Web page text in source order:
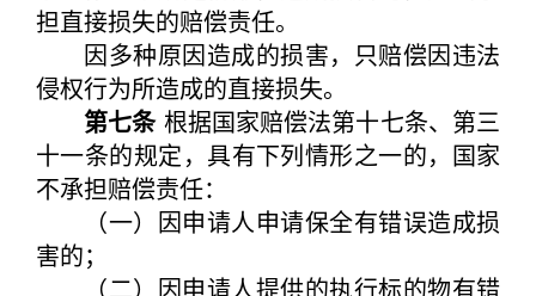
担直接损失的赔偿责任。
因多种原因造成的损害，只赔偿因违法
侵权行为所造成的直接损失。
第七条根据国家赔偿法第十七条、第三
十一条的规定，具有下列情形之一的，国家
不承担赔偿责任：
（一）因申请人申请保全有错误造成损
害的；
（二）因申请人提供的执行标的物有错